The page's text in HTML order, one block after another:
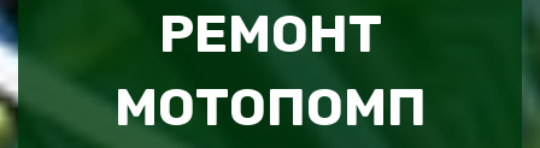
РЕМОНТ
МОТОПОМП